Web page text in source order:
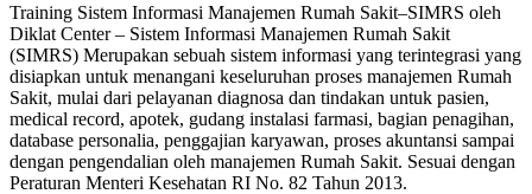
Training Sistem Informasi Manajemen Rumah Sakit–SIMRS oleh
Diklat Center – Sistem Informasi Manajemen Rumah Sakit
(SIMRS) Merupakan sebuah sistem informasi yang terintegrasi yang
disiapkan untuk menangani keseluruhan proses manajemen Rumah
Sakit, mulai dari pelayanan diagnosa dan tindakan untuk pasien,
medical record, apotek, gudang instalasi farmasi, bagian penagihan,
database personalia, penggajian karyawan, proses akuntansi sampai
dengan pengendalian oleh manajemen Rumah Sakit. Sesuai dengan
Peraturan Menteri Kesehatan RI No. 82 Tahun 2013.